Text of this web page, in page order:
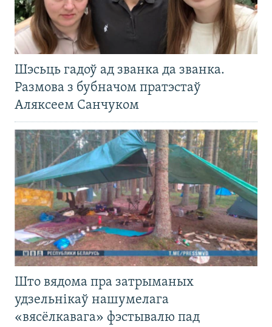
Шэсьць гадоў ад званка да званка.
Размова з бубначом пратэстаў
Аляксеем Санчуком
Што вядома пра затрыманых
удзельнікаў нашумелага
«вясёлкавага» фэстывалю пад